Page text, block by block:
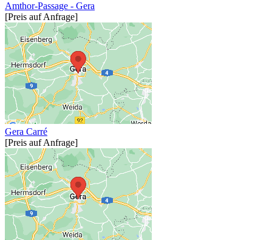
Amthor-Passage - Gera
[Preis auf Anfrage]
Gera Carré
[Preis auf Anfrage]